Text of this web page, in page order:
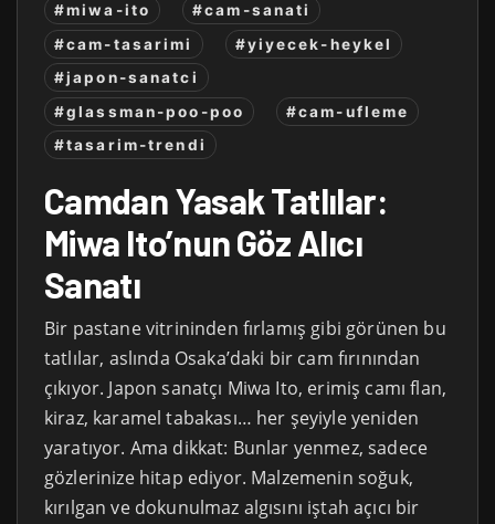
#miwa-ito
#cam-sanati
#cam-tasarimi
#yiyecek-heykel
#japon-sanatci
#glassman-poo-poo
#cam-ufleme
#tasarim-trendi
Camdan Yasak Tatlılar:
Miwa Ito’nun Göz Alıcı
Sanatı
Bir pastane vitrininden fırlamış gibi görünen bu
tatlılar, aslında Osaka’daki bir cam fırınından
çıkıyor. Japon sanatçı Miwa Ito, erimiş camı flan,
kiraz, karamel tabakası… her şeyiyle yeniden
yaratıyor. Ama dikkat: Bunlar yenmez, sadece
gözlerinize hitap ediyor. Malzemenin soğuk,
kırılgan ve dokunulmaz algısını iştah açıcı bir